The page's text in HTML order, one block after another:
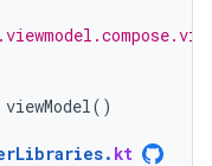
viewModel()
. kt